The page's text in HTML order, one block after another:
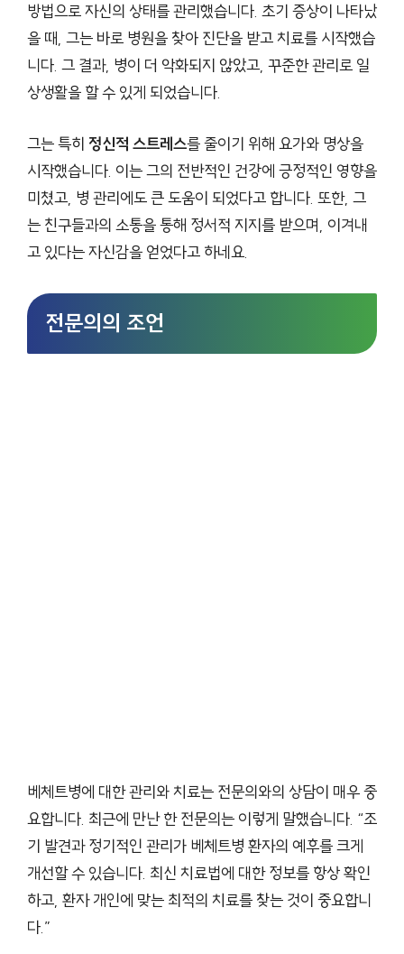
방법으로 자신의 상태를 관리했습니다. 초기 증상이 나타났
을 때, 그는 바로 병원을 찾아 진단을 받고 치료를 시작했습
니다. 그 결과, 병이 더 악화되지 않았고, 꾸준한 관리로 일
상생활을 할 수 있게 되었습니다.
그는 특히 정신적 스트레스를 줄이기 위해 요가와 명상을
시작했습니다. 이는 그의 전반적인 건강에 긍정적인 영향을
미쳤고, 병 관리에도 큰 도움이 되었다고 합니다. 또한, 그
는 친구들과의 소통을 통해 정서적 지지를 받으며, 이겨내
고 있다는 자신감을 얻었다고 하네요.
전문의의 조언
베체트병에 대한 관리와 치료는 전문의와의 상담이 매우 중
요합니다. 최근에 만난 한 전문의는 이렇게 말했습니다. “조
기 발견과 정기적인 관리가 베체트병 환자의 예후를 크게
개선할 수 있습니다. 최신 치료법에 대한 정보를 항상 확인
하고, 환자 개인에 맞는 최적의 치료를 찾는 것이 중요합니
다.”